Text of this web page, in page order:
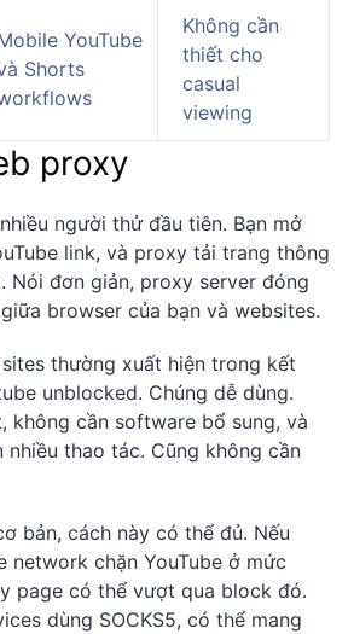
YouTube
Shorts
Không cần
thiết cho
casual
viewing
proxy
người thử đầu tiên. Bạn mở
link, và proxy tải trang thông
Nói đơn giản, proxy server đóng
browser của bạn và websites.
thường xuất hiện trong kết
unblocked. Chúng dễ dùng.
không cần software bổ sung, và
thao tác. Cũng không cần
bản, cách này có thể đủ. Nếu
network chặn YouTube ở mức
page có thể vượt qua block đó.
dùng SOCKS5, có thể mang